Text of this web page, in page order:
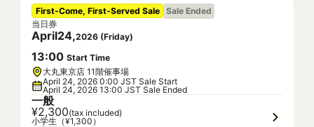
First-Come, First-Served Sale Sale Ended
当日券
April24,2026 (Friday)
13:00 Start Time
大丸東京店 11階催事場
April 24, 2026 0:00 JST Sale Start
April 24, 2026 13:00 JST Sale Ended
一般
¥2,300(tax included)
小学生（¥1,300）